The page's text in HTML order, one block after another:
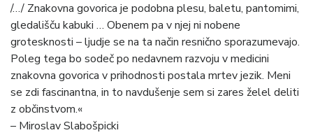
/…/ Znakovna govorica je podobna plesu, baletu, pantomimi,
gledališču kabuki … Obenem pa v njej ni nobene
grotesknosti – ljudje se na ta način resnično sporazumevajo.
Poleg tega bo sodeč po nedavnem razvoju v medicini
znakovna govorica v prihodnosti postala mrtev jezik. Meni
se zdi fascinantna, in to navdušenje sem si zares želel deliti
z občinstvom.«
– Miroslav Slabošpicki